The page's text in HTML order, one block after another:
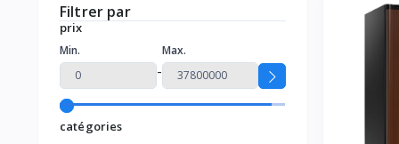
Filtrer par
prix
Min.
-
Max.
catégories